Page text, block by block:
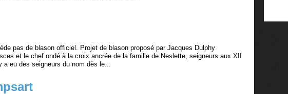
pas de blason officiel. Projet de blason proposé par Jacques Dulphy
et le chef ondé à la croix ancrée de la famille de Neslette, seigneurs aux XII
eu des seigneurs du nom dès le...